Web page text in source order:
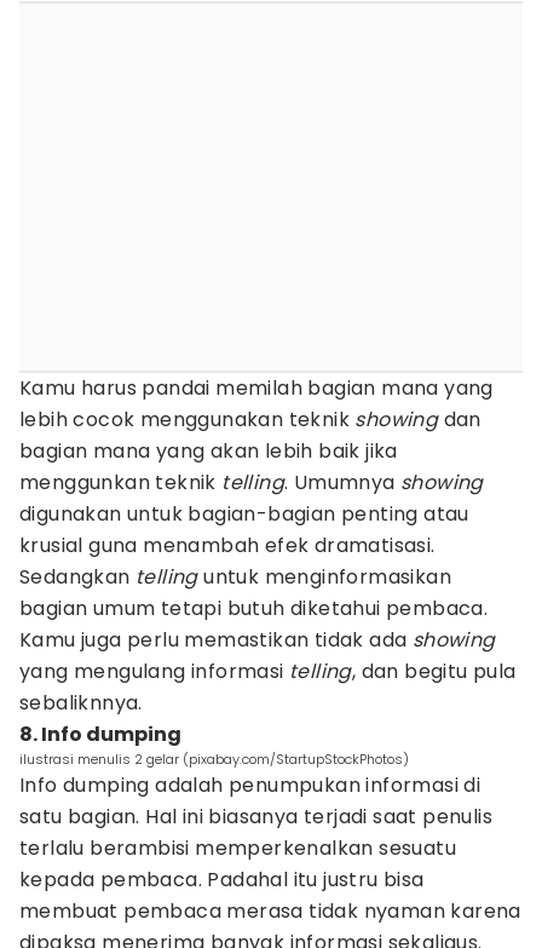
Kamu harus pandai memilah bagian mana yang
lebih cocok menggunakan teknik showingdan
bagian mana yang akan lebih baik jika
menggunkan teknik telling. Umumnya showing
digunakan untuk bagian-bagian penting atau
krusial guna menambah efek dramatisasi.
Sedangkan tellinguntuk menginformasikan
bagian umum tetapi butuh diketahui pembaca.
Kamu juga perlu memastikan tidak ada showing
yang mengulang informasi telling, dan begitu pula
sebaliknnya.
8. Info dumping
ilustrasi menulis 2 gelar (pixabay.com/StartupStockPhotos)
Info dumping adalah penumpukan informasi di
satu bagian. Hal ini biasanya terjadi saat penulis
terlalu berambisi memperkenalkan sesuatu
kepada pembaca. Padahal itu justru bisa
membuat pembaca merasa tidak nyaman karena